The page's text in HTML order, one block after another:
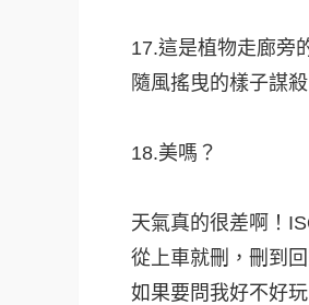
17.這是植物走廊旁
隨風搖曳的樣子謀
18.美嗎？
天氣真的很差啊！
從上車就刪，刪到
如果要問我好不好